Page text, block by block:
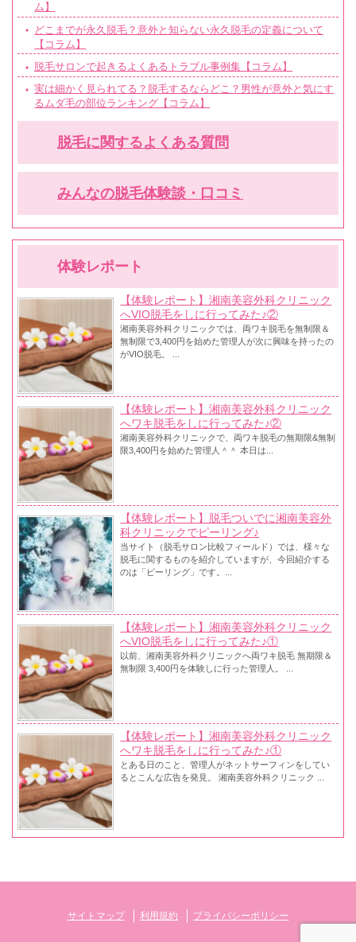
ム】
どこまでが永久脱毛？意外と知らない永久脱毛の定義について
【コラム】
脱毛サロンで起きるよくあるトラブル事例集【コラム】
実は細かく見られてる？脱毛するならどこ？男性が意外と気にす
るムダ毛の部位ランキング【コラム】
脱毛に関するよくある質問
みんなの脱毛体験談・口コミ
体験レポート
【体験レポート】湘南美容外科クリニック
へVIO脱毛をしに行ってみた♪②
湘南美容外科クリニックでは、両ワキ脱毛を無制限＆
無制限で3,400円を始めた管理人が次に興味を持ったの
がVIO脱毛。 ...
【体験レポート】湘南美容外科クリニック
へワキ脱毛をしに行ってみた♪②
湘南美容外科クリニックで、両ワキ脱毛の無期限&無制
限3,400円を始めた管理人＾＾ 本日は...
【体験レポート】脱毛ついでに湘南美容外
科クリニックでピーリング♪
当サイト（脱毛サロン比較フィールド）では、様々な
脱毛に関するものを紹介していますが、今回紹介する
のは「ピーリング」です。...
【体験レポート】湘南美容外科クリニック
へVIO脱毛をしに行ってみた♪①
以前、湘南美容外科クリニックへ両ワキ脱毛 無期限＆
無制限 3,400円を体験しに行った管理人。 ...
【体験レポート】湘南美容外科クリニック
へワキ脱毛をしに行ってみた♪①
とある日のこと、管理人がネットサーフィンをしてい
るとこんな広告を発見。 湘南美容外科クリニック ...
サイトマップ 利用規約 プライバシーポリシー